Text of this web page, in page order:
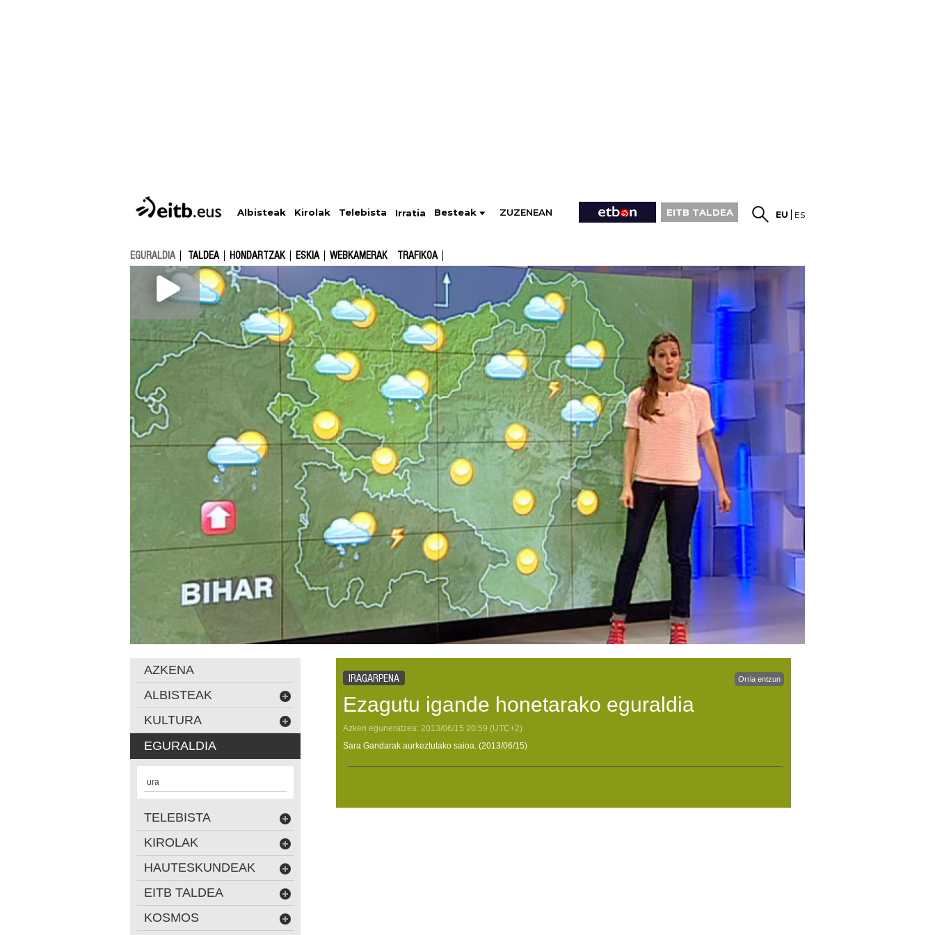
Albisteak Kirolak Telebista Irratia Besteak ZUZENEAN EITB TALDEA EU ES
EGURALDIA TALDEA HONDARTZAK ESKIA WEBKAMERAK TRAFIKOA
IRAGARPENA Orria entzun
Ezagutu igande honetarako eguraldia
Azken eguneratzea: 2013/06/15 20:59 (UTC+2)
Sara Gandarak aurkeztutako saioa. (2013/06/15)
AZKENA
ALBISTEAK
KULTURA
EGURALDIA
ura
TELEBISTA
KIROLAK
HAUTESKUNDEAK
EITB TALDEA
KOSMOS